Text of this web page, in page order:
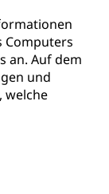
Computers
an. Auf dem
und
welche